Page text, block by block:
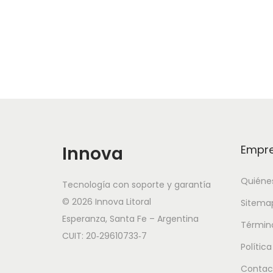
Innova
Tecnología con soporte y garantía
© 2026 Innova Litoral
Esperanza, Santa Fe – Argentina
CUIT: 20‑29610733‑7